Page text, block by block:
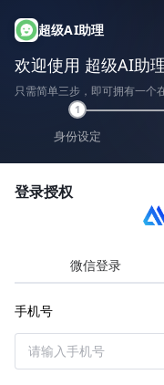
创建智能体
创建对话式应用
超级AI助理
欢迎使用 超级AI助
只需简单三步，即可拥有一个
1
身份设定
登录授权
微信登录
手机号